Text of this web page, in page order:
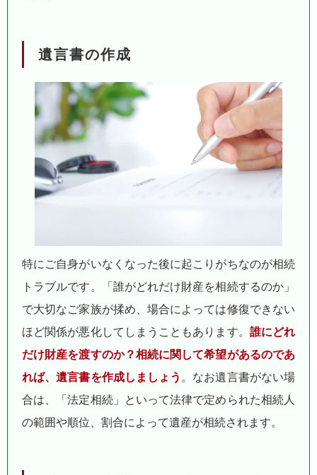
遺言書の作成
特にご自身がいなくなった後に起こりがちなのが相続
トラブルです。「誰がどれだけ財産を相続するのか」
で大切なご家族が揉め、場合によっては修復できない
ほど関係が悪化してしまうこともあります。 誰にどれ
だけ財産を渡すのか？相続に関して希望があるのであ
れば、遺言書を作成しましょう 。なお遺言書がない場
合は、「法定相続」といって法律で定められた相続人
の範囲や順位、割合によって遺産が相続されます。